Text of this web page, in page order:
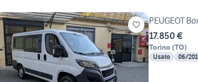
PEUGEOT
17.850 €
Torino (TO)
Usato 06/